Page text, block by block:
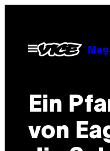
contentOpen
Menu
Ein
von